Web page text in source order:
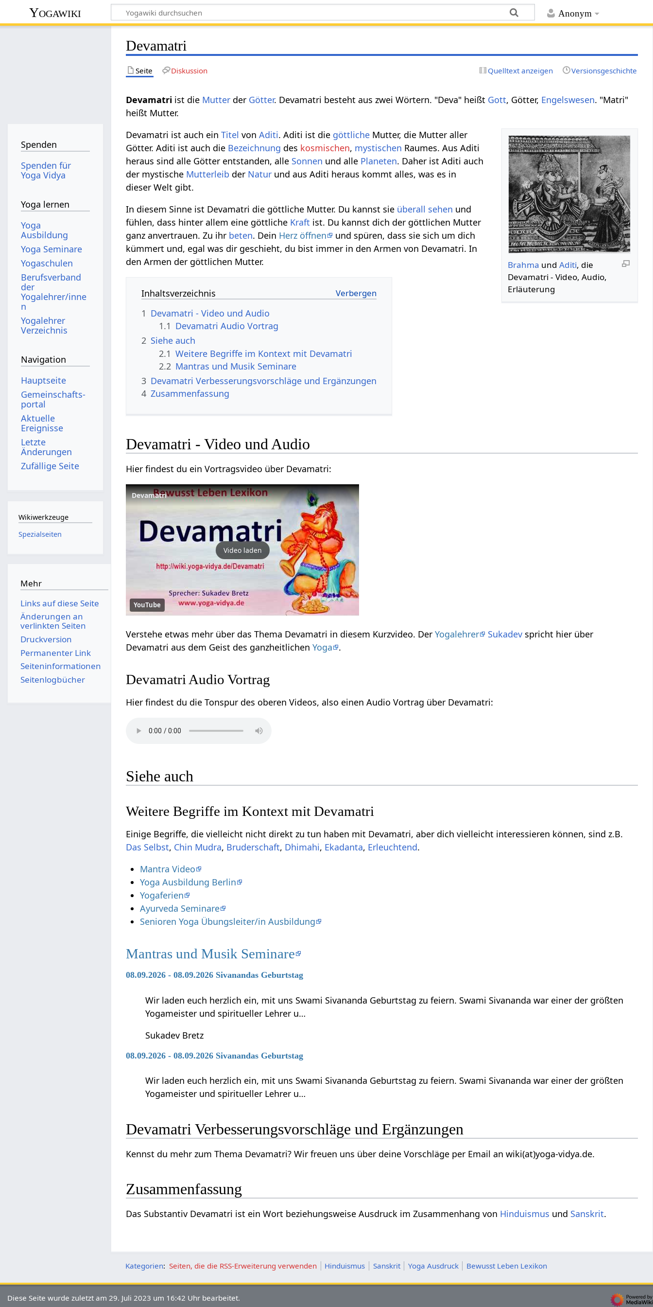
Anonym
Yogawiki
Devamatri
Seite Diskussion Quelltext anzeigen Versionsgeschichte
ist die Mutter der Götter. Devamatri besteht aus zwei Wörtern. "Deva" heißt Gott, Götter, Engelswesen. "Matri"
heißt Mutter.
Brahma undAditi, die
Devamatri‏‎ - Video, Audio,
Erläuterung
Devamatri ist auch einTitel vonAditi. Aditi ist die göttliche Mutter, die Mutter aller
Götter. Aditi ist auch die Bezeichnung des kosmischen, mystischen Raumes. Aus Aditi
heraus sind alle Götter entstanden, alle Sonnen und alle Planeten. Daher ist Aditi auch
der mystische Mutterleib der Natur und aus Aditi heraus kommt alles, was es in
dieser Welt gibt.
In diesem Sinne ist Devamatri die göttliche Mutter. Du kannst sie überall sehen und
fühlen, dass hinter allem eine göttliche Kraft ist. Du kannst dich der göttlichen Mutter
ganz anvertrauen. Zu ihr beten. Dein Herz öffnen
und spüren, dass sie sich um dich
kümmert und, egal was dir geschieht, du bist immer in den Armen von Devamatri. In
den Armen der göttlichen Mutter.
Inhaltsverzeichnis
1
Devamatri‏‎ - Video und Audio
1.1
Devamatri‏‎ Audio Vortrag
2 Siehe auch
2.1
2.2 Mantras und Musik Seminare
3
Devamatri‏‎ Verbesserungsvorschläge und Ergänzungen
4 Zusammenfassung
Devamatri‏‎ - Video und Audio
Hier findest du ein Vortragsvideo über Devamatri‏‎:
Devamatri
Video laden
YouTube
Verstehe etwas mehr über das Thema Devamatri‏‎ in diesem Kurzvideo. DerYogalehrer Sukadev spricht hier über
Devamatri‏‎ aus dem Geist des ganzheitlichenYoga .
Devamatri‏‎ Audio Vortrag
Hier findest du die Tonspur des oberen Videos, also einen Audio Vortrag über Devamatri‏‎:
Siehe auch
Einige Begriffe, die vielleicht nicht direkt zu tun haben mit Devamatri‏‎, aber dich vielleicht interessieren können, sind z.B.
Das Selbst, , , , ,
.
Mantra Video
Yoga Ausbildung Berlin
Yogaferien
Ayurveda Seminare
Senioren Yoga Übungsleiter/in Ausbildung
Mantras und Musik Seminare
08.09.2026 - 08.09.2026 Sivanandas Geburtstag
Wir laden euch herzlich ein, mit uns Swami Sivananda Geburtstag zu feiern. Swami Sivananda war einer der größten
Yogameister und spiritueller Lehrer u…
Sukadev Bretz
08.09.2026 - 08.09.2026 Sivanandas Geburtstag
Wir laden euch herzlich ein, mit uns Swami Sivananda Geburtstag zu feiern. Swami Sivananda war einer der größten
Yogameister und spiritueller Lehrer u…
Devamatri‏‎ Verbesserungsvorschläge und Ergänzungen
Kennst du mehr zum Thema Devamatri‏‎? Wir freuen uns über deine Vorschläge per Email an wiki(at)yoga-vidya.de.
Zusammenfassung
Das Substantiv Devamatri‏‎ ist ein Wort beziehungsweise Ausdruck im Zusammenhang von Hinduismus und Sanskrit.
Kategorien: Seiten, die die RSS-Erweiterung verwenden Hinduismus Sanskrit Yoga Ausdruck Bewusst Leben Lexikon
Spenden
Spenden für
Yoga Vidya
Yoga lernen
Yoga
Ausbildung
Yoga Seminare
Yogaschulen
Berufsverband
der
Yogalehrer/inne
n
Yogalehrer
Verzeichnis
Navigation
Hauptseite
Gemeinschafts­
portal
Aktuelle
Ereignisse
Letzte
Änderungen
Zufällige Seite
Wikiwerkzeuge
Spezialseiten
Mehr
Links auf diese Seite
Änderungen an
verlinkten Seiten
Druckversion
Permanenter Link
Seiten­­informationen
Seitenlogbücher
Diese Seite wurde zuletzt am 29. Juli 2023 um 16:42 Uhr bearbeitet.